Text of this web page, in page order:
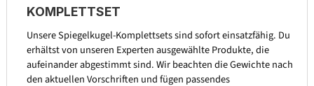
KOMPLETTSET
Unsere Spiegelkugel-Komplettsets sind sofort einsatzfähig. Du
erhältst von unseren Experten ausgewählte Produkte, die
aufeinander abgestimmt sind. Wir beachten die Gewichte nach
den aktuellen Vorschriften und fügen passendes